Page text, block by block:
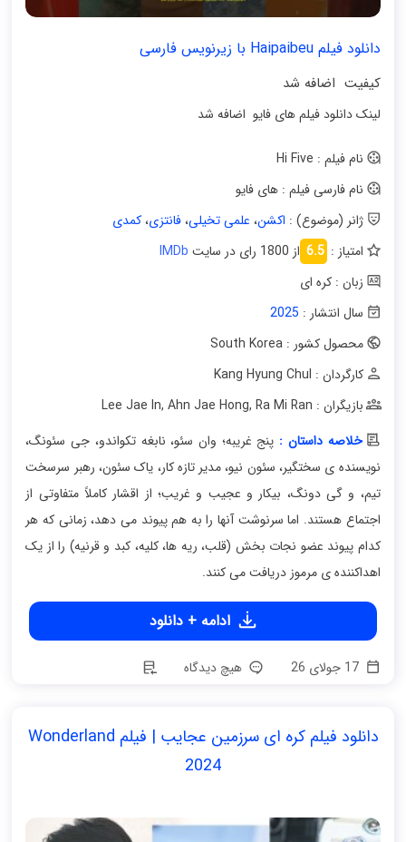
دانلود فیلم Haipaibeu با زیرنویس فارسی
کیفیت اضافه شد
لینک دانلود فیلم های فایو اضافه شد
نام فیلم : Hi Five
نام فارسی فیلم : های فایو
ژانر (موضوع) : اکشن، علمی تخیلی،فانتزی،کمدی
امتیاز : 6.5 از 1800 رای در سایت
IMDb
زبان : کره ای
سال انتشار : 2025
محصول کشور : South Korea
کارگردان : Kang Hyung Chul
بازیگران : Lee Jae In
, Ahn Jae Hong, Ra Mi Ran
خلاصه داستان : پنج غریبه؛ وان سئو، نابغه تکواندو، جی سئونگ،
نویسنده ی سختگیر، سئون نیو، مدیر تازه کار، یاک سئون، رهبر سرسخت
تیم، و گی دونگ، بیکار و عجیب و غریب؛ از اقشار کاملاً متفاوتی از
اجتماع هستند. اما سرنوشت آنها را به هم پیوند می دهد، زمانی که هر
کدام پیوند عضو نجات بخش (قلب، ریه ها، کلیه، کبد و قرنیه) را از یک
اهداکننده ی مرموز دریافت می کنند.
ادامه + دانلود
17 جولای 26 هیچ دیدگاه
دانلود فیلم کره ای سرزمین عجایب | فیلم Wonderland
2024